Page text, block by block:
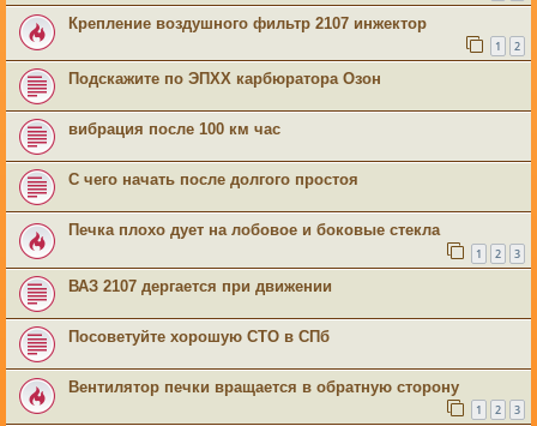
Крепление воздушного фильтр 2107 инжектор
1 2
Подскажите по ЭПХХ карбюратора Озон
вибрация после 100 км час
С чего начать после долгого простоя
Печка плохо дует на лобовое и боковые стекла
1 2 3
ВАЗ 2107 дергается при движении
Посоветуйте хорошую СТО в СПб
Вентилятор печки вращается в обратную сторону
1 2 3